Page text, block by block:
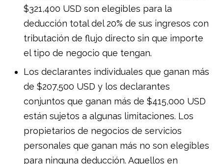
$321,400 USD son elegibles para la
deducción total del 20% de sus ingresos con
tributación de flujo directo ​​sin que importe
el tipo de negocio que tengan.
Los declarantes individuales que ganan más
de $207,500 USD y los declarantes
conjuntos que ganan más de $415,000 USD
están sujetos a algunas limitaciones. Los
propietarios de negocios de servicios
personales que ganan más no son elegibles
para ninguna deducción. Aquellos en